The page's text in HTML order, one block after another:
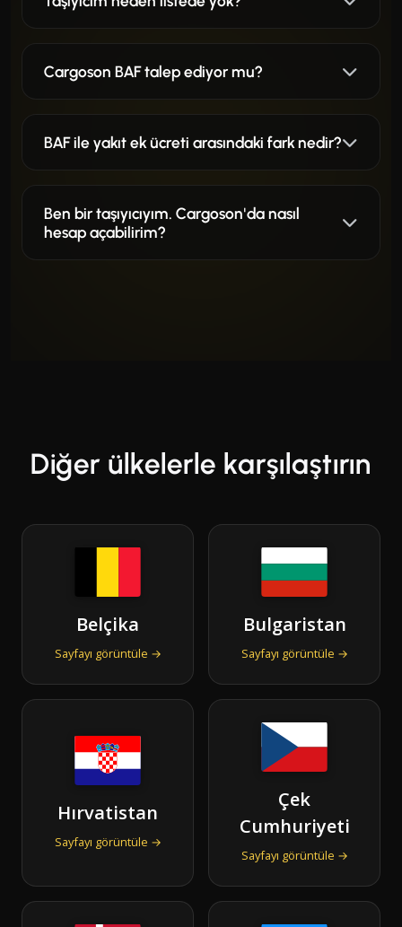
Cargoson BAF talep ediyor mu?
BAF ile yakıt ek ücreti arasındaki fark nedir?
Ben bir taşıyıcıyım. Cargoson'da nasıl
hesap açabilirim?
Diğer ülkelerle karşılaştırın
Belçika
Sayfayı görüntüle →
Bulgaristan
Sayfayı görüntüle →
Hırvatistan
Sayfayı görüntüle →
Çek
Cumhuriyeti
Sayfayı görüntüle →